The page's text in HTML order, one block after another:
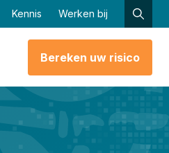
Kennis Werken bij
Bereken uw risico